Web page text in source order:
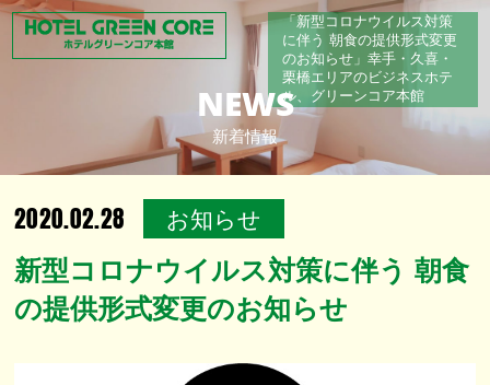
「新型コロナウイルス対策
に伴う 朝食の提供形式変更
のお知らせ」幸手・久喜・
栗橋エリアのビジネスホテ
ル、グリーンコア本館
NEWS
新着情報
2020.02.28 お知らせ
新型コロナウイルス対策に伴う 朝食
の提供形式変更のお知らせ